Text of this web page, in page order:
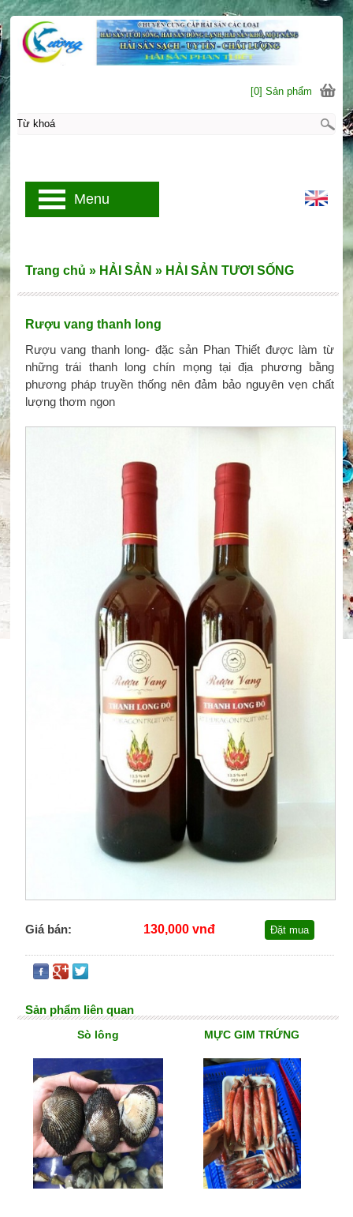
Rượu vang thanh long
Rượu vang thanh long- đặc sản Phan Thiết được làm từ
những trái thanh long chín mọng tại địa phương bằng
phương pháp truyền thống nên đảm bảo nguyên vẹn chất
lượng thơm ngon
Giá bán: 130,000 vnđ Đặt mua
Sản phẩm liên quan
Sò lông MỰC GIM TRỨNG
Trang chủ » HẢI SẢN » HẢI SẢN TƯƠI SỐNG
[0] Sản phẩm
Menu